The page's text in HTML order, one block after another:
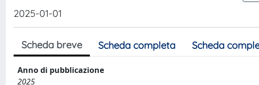
2025-01-01
Scheda breve Scheda completa Scheda
Anno di pubblicazione
2025